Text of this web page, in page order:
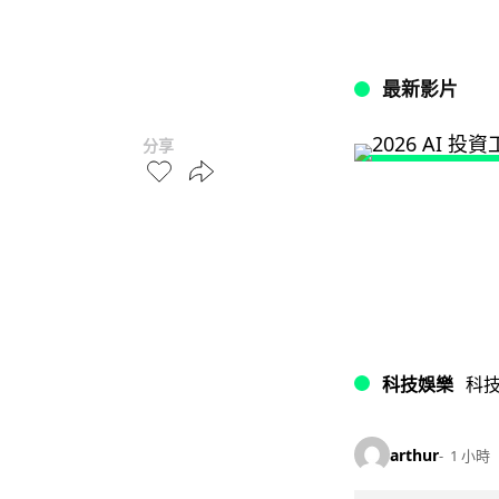
分享
最新影片
科技娛樂 科
arthur 1 小時